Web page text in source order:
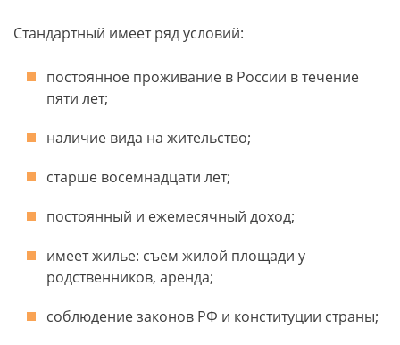
Стандартный имеет ряд условий:
постоянное проживание в России в течение
пяти лет;
наличие вида на жительство;
старше восемнадцати лет;
постоянный и ежемесячный доход;
имеет жилье: съем жилой площади у
родственников, аренда;
соблюдение законов РФ и конституции страны;